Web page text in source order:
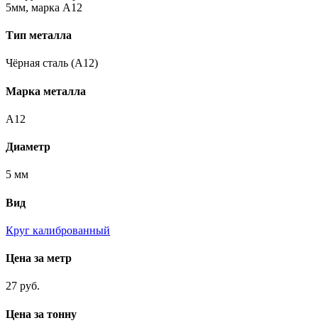
Тип металла
Чёрная сталь (А12)
Марка металла
А12
Диаметр
5 мм
Вид
Круг калиброванный
Цена за метр
27 руб.
Цена за тонну